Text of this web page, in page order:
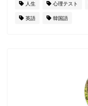
人生 心理テスト
英語 韓国語